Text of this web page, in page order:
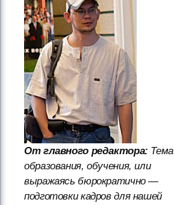
От главного редактора: Тема
образования, обучения, или
выражаясь бюрократично —
подготовки кадров для нашей